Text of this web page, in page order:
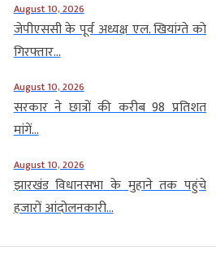
August 10, 2026
जेपीएससी के पूर्व अध्यक्ष एल. खियांग्ते को
गिरफ्तार...
August 10, 2026
सरकार ने छात्रों की करीब 98 प्रतिशत
मांगें...
August 10, 2026
झारखंड विधानसभा के मुहाने तक पहुंचे
हजारों आंदोलनकारी...